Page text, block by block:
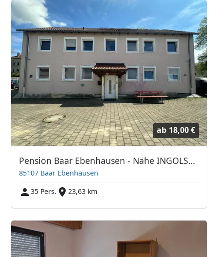
ab 18,00 €
Pension Baar Ebenhausen - Nähe INGOLSTADT
85107 Baar Ebenhausen
35 Pers.
23,63 km